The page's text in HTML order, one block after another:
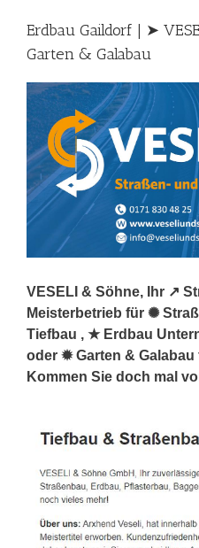
Erdbau Gaildorf | ➤
Garten & Galabau
VESELI & Söhne, Ihr ↗️
Meisterbetrieb für ✺
Tiefbau , ★ Erdbau
oder ✹ Garten &
Kommen Sie doch mal